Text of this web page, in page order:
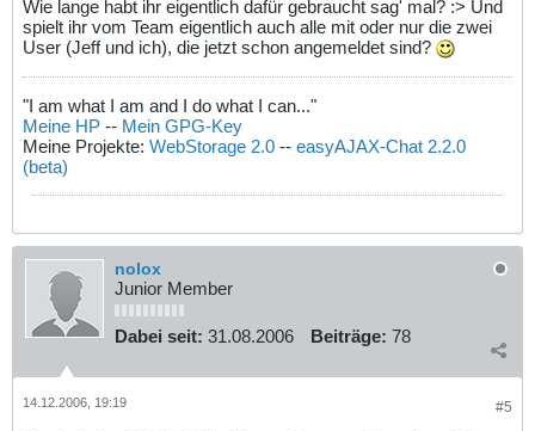
Wie lange habt ihr eigentlich dafür gebraucht sag' mal? :> Und
spielt ihr vom Team eigentlich auch alle mit oder nur die zwei
User (Jeff und ich), die jetzt schon angemeldet sind?
"I am what I am and I do what I can..."
Meine HP -- Mein GPG-Key
Meine Projekte: WebStorage 2.0 -- easyAJAX-Chat 2.2.0
(beta)
nolox
Junior Member
Dabei seit: 31.08.2006 Beiträge: 78
#5
14.12.2006, 19:19